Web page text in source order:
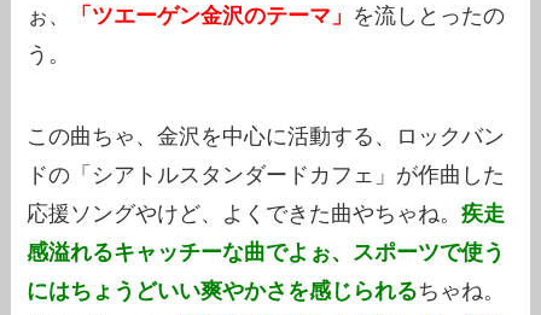
ぉ、
「ツエーゲン金沢のテーマ」 を流しとったの
う。
この曲ちゃ、金沢を中心に活動する、ロックバン
ドの「シアトルスタンダードカフェ」が作曲した
応援ソングやけど、よくできた曲やちゃね。疾走
感溢れるキャッチーな曲でよぉ、スポーツで使う
にはちょうどいい爽やかさを感じられるちゃね。